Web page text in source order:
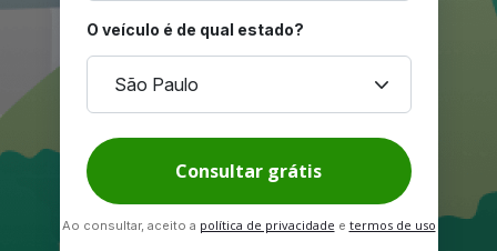
O veículo é de qual estado?
São Paulo keyboard_arrow_down
Consultar grátis
Ao consultar, aceito a política de privacidade e termos de uso